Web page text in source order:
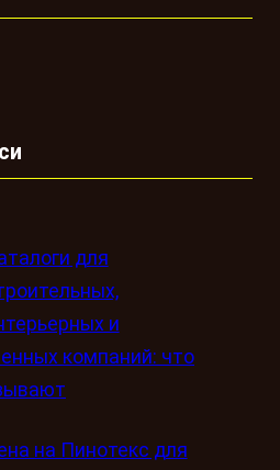
для
и
компаний: что
на Пинотекс для